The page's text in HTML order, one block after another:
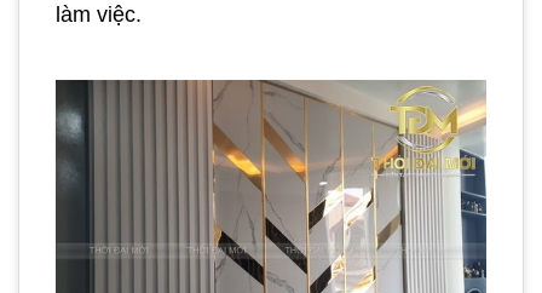
làm việc.